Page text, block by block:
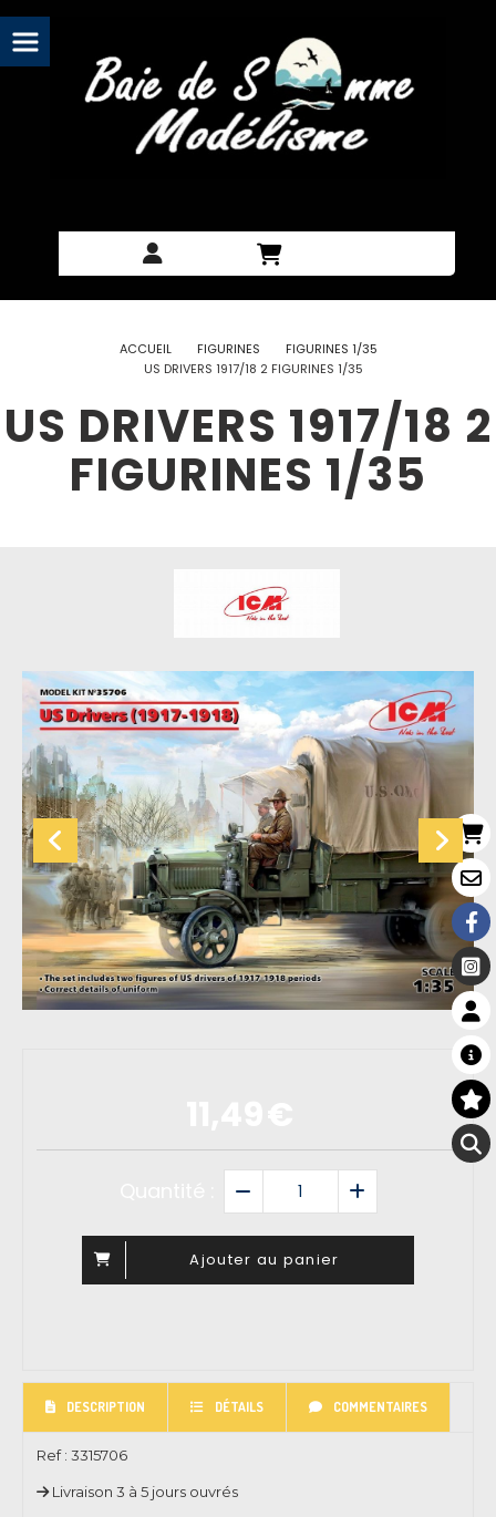
ACCUEIL FIGURINES
FIGURINES 1/35
US DRIVERS 1917/18 2 FIGURINES 1/35
US DRIVERS 1917/18 2
FIGURINES 1/35
Ajouter au panier
DESCRIPTION DÉTAILS COMMENTAIRES
Ref : 3315706
Livraison 3 à 5 jours ouvrés